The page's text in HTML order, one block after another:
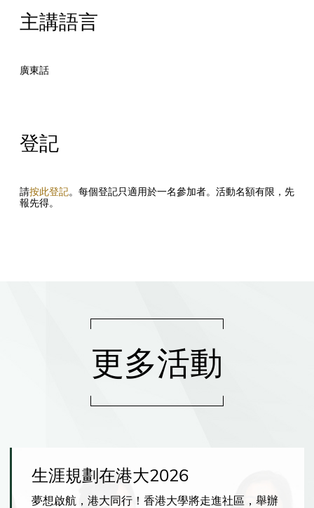
主講語言
廣東話
登記
請按此登記。每個登記只適用於一名參加者。活動名額有限，先
報先得。
更多活動
生涯規劃在港大2026
夢想啟航，港大同行！香港大學將走進社區，舉辦